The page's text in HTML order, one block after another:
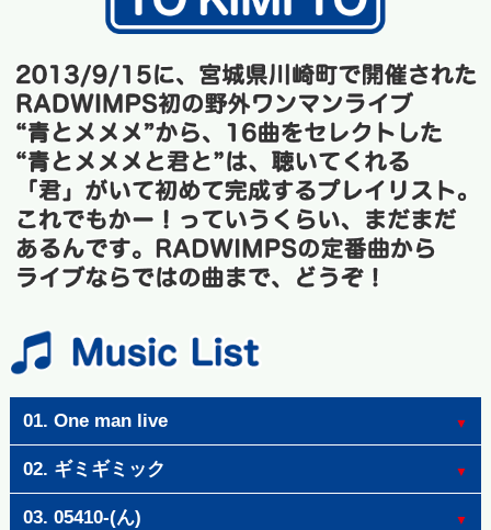
01. One man live
02. ギミギミック
03. 05410-(ん)